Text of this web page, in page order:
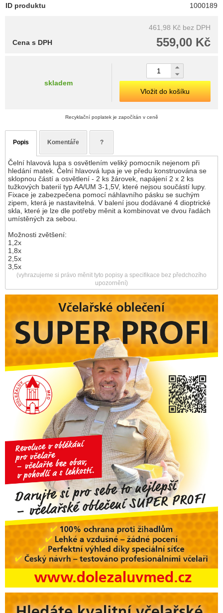
ID produktu 1000189
461,98 Kč bez DPH
559,00 Kč
Cena s DPH
skladem
Vložit do košíku
Recyklační poplatek je započítán v ceně
Popis Komentáře ?
Čelní hlavová lupa s osvětlením veliký pomocník nejenom při
hledání matek. Čelní hlavová lupa je ve předu konstruována se
sklopnou částí a osvětlení - 2 ks žárovek, napájení 2 x 2 ks
tužkových baterií typ AA/UM 3-1,5V, které nejsou součástí lupy.
Fixace je zabezpečena pomocí náhlavního pásku se suchým
zipem, která je nastavitelná. V balení jsou dodávané 4 dioptrické
skla, které je lze dle potřeby měnit a kombinovat ve dvou řadách
umístěných za sebou.
Možnosti zvětšení:
1,2x
1,8x
2,5x
3,5x
(vyhrazujeme si právo měnit tyto popisy a specifikace bez předchozího
upozornění)